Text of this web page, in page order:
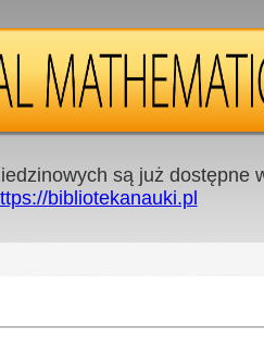
są już dostępne
bibliotekanauki.pl